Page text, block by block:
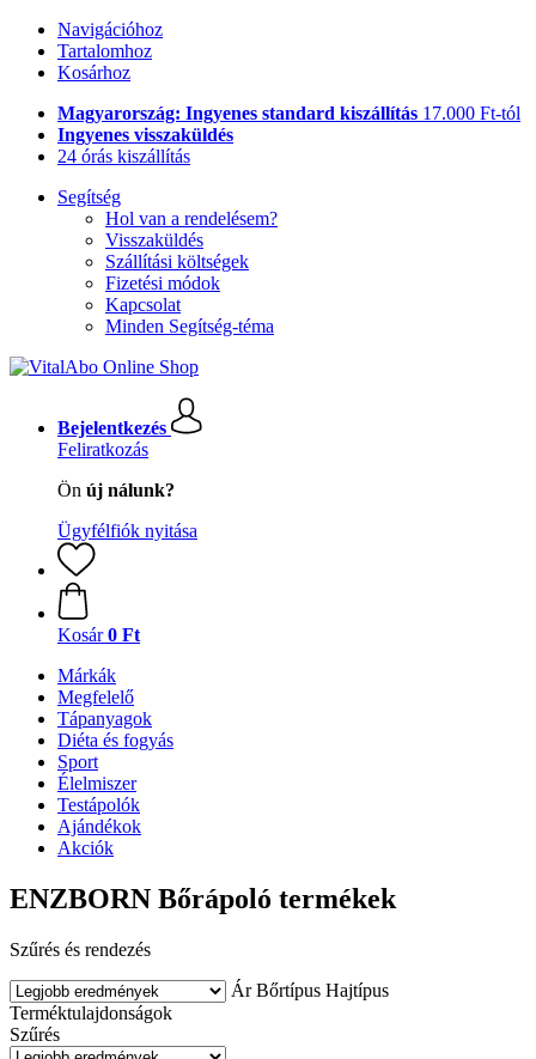
Navigációhoz
Tartalomhoz
Kosárhoz
Magyarország: Ingyenes standard kiszállítás 17.000 Ft-tól
Ingyenes visszaküldés
24 órás kiszállítás
Segítség
Hol van a rendelésem?
Visszaküldés
Szállítási költségek
Fizetési módok
Kapcsolat
Minden Segítség-téma
Bejelentkezés
Feliratkozás
Ön új nálunk?
Ügyfélfiók nyitása
Kosár 0 Ft
Márkák
Megfelelő
Tápanyagok
Diéta és fogyás
Sport
Élelmiszer
Testápolók
Ajándékok
Akciók
ENZBORN Bőrápoló termékek
Szűrés és rendezés
Ár Bőrtípus Hajtípus
Terméktulajdonságok
Szűrés